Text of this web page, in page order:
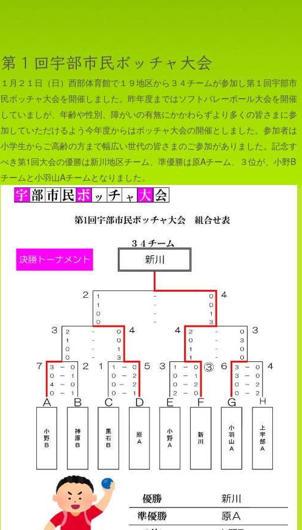
第１回宇部市民ボッチャ大会
１月２１日（日）西部体育館で１９地区から３４チームが参加し第１回宇部市
民ボッチャ大会を開催しました。昨年度まではソフトバレーボール大会を開催
していましが、年齢や性別、障がいの有無にかかわらずより多くの皆さまに参
加していただけるよう今年度からはボッチャ大会の開催としました。参加者は
小学生からご高齢の方まで幅広い世代の皆さまのご参加がありました。記念す
べき第1回大会の優勝は新川地区チーム、準優勝は原Aチーム、３位が、小野B
チームと小羽山Aチームとなりました。